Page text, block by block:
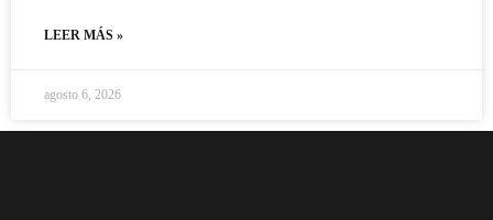
LEER MÁS »
agosto 6, 2026